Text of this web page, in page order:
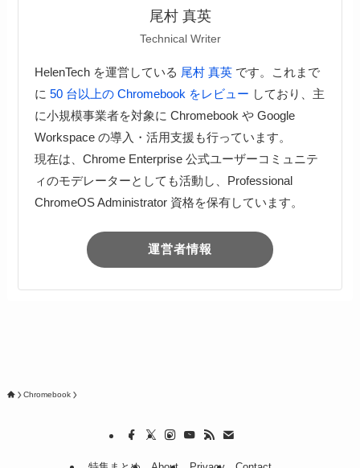
尾村 真英
Technical Writer
HelenTech を運営している 尾村 真英です。これまで
に 50 台以上の Chromebook をレビュー しており、主
に小規模事業者を対象に Chromebook や Google
Workspace の導入・活用支援も行っています。
現在は、Chrome Enterprise 公式ユーザーコミュニテ
ィのモデレーターとしても活動し、Professional
ChromeOS Administrator 資格を保有しています。
運営者情報
Chromebook